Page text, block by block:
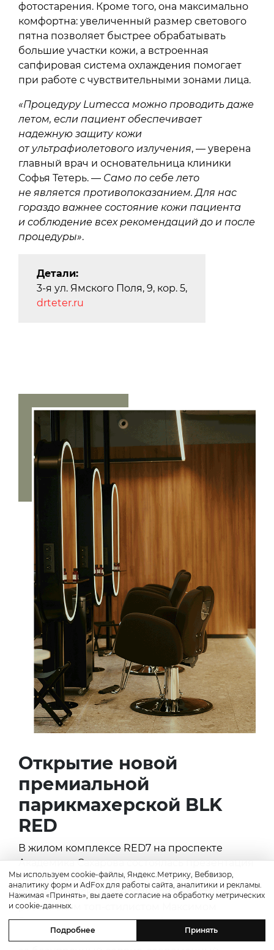
фотостарения. Кроме того, она максимально
комфортна: увеличенный размер светового
пятна позволяет быстрее обрабатывать
большие участки кожи, а встроенная
сапфировая система охлаждения помогает
при работе с чувствительными зонами лица.
«Процедуру Lumecca можно проводить даже
летом, если пациент обеспечивает
надежную защиту кожи
от ультрафиолетового излучения, — уверена
главный врач и основательница клиники
Софья Тетерь. — Само по себе лето
не является противопоказанием. Для нас
гораздо важнее состояние кожи пациента
и соблюдение всех рекомендаций до и после
процедуры».
Детали:
3-я ул. Ямского Поля, 9, кор. 5,
drteter.ru
Открытие новой
премиальной
парикмахерской BLK
RED
В жилом комплексе RED7 на проспекте
Академика Сахарова состоялась презентация
нового проекта BLK RED — премиум-
парикмахерской, основанной известным
российским топ-стилистом Максимом
Рокицким и маркетологом Александром
Ульевым. Мы давно любим BLK
Мы используем cookie-файлы, Яндекс.Метрику, Вебвизор,
аналитику форм и AdFox для работы сайта, аналитики и рекламы.
Нажимая «Принять», вы даете согласие на обработку метрических
и cookie-данных.
Подробнее Принять